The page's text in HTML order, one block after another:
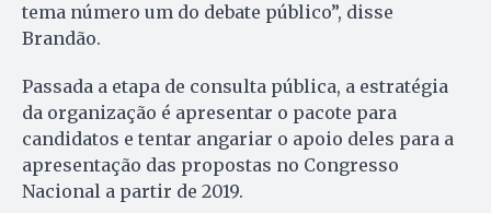
tema número um do debate público”, disse
Brandão.
Passada a etapa de consulta pública, a estratégia
da organização é apresentar o pacote para
candidatos e tentar angariar o apoio deles para a
apresentação das propostas no Congresso
Nacional a partir de 2019.